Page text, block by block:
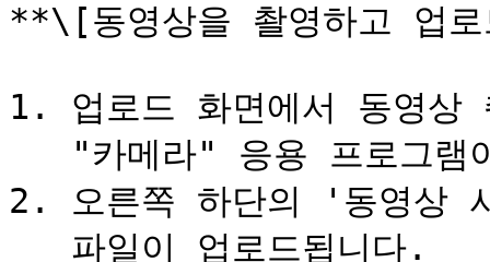
**\[동영상을 촬영하고 업
1. 업로드 화면에서 동영상
2. 오른쪽 하단의 '동영상